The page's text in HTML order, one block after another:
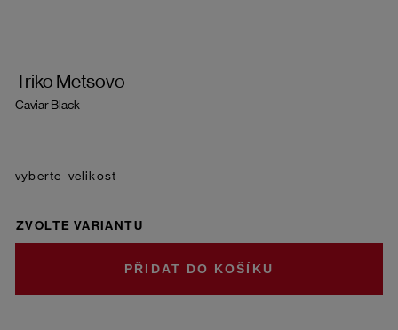
Triko Metsovo
Caviar Black
velikost
ZVOLTE VARIANTU
DO KOŠÍKU